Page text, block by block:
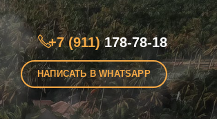
+7 (911)178-78-18
НАПИСАТЬ В WHATSAPP